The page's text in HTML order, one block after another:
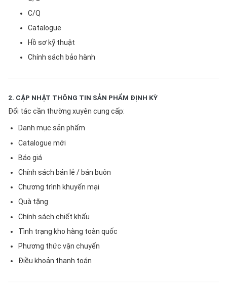
C/Q
Catalogue
Hồ sơ kỹ thuật
Chính sách bảo hành
2. CẬP NHẬT THÔNG TIN SẢN PHẨM ĐỊNH KỲ
Đối tác cần thường xuyên cung cấp:
Danh mục sản phẩm
Catalogue mới
Báo giá
Chính sách bán lẻ / bán buôn
Chương trình khuyến mại
Quà tặng
Chính sách chiết khấu
Tình trạng kho hàng toàn quốc
Phương thức vận chuyển
Điều khoản thanh toán